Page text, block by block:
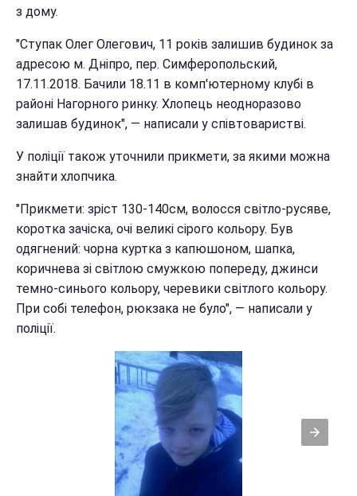
з дому.
"Ступак Олег Олегович, 11 років залишив будинок за
адресою м. Дніпро, пер. Симферопольский,
17.11.2018. Бачили 18.11 в комп'ютерному клубі в
районі Нагорного ринку. Хлопець неодноразово
залишав будинок", — написали у співтоваристві.
У поліції також уточнили прикмети, за якими можна
знайти хлопчика.
"Прикмети: зріст 130-140см, волосся світло-русяве,
коротка зачіска, очі великі сірого кольору. Був
одягнений: чорна куртка з капюшоном, шапка,
коричнева зі світлою смужкою попереду, джинси
темно-синього кольору, черевики світлого кольору.
При собі телефон, рюкзака не було", — написали у
поліції.